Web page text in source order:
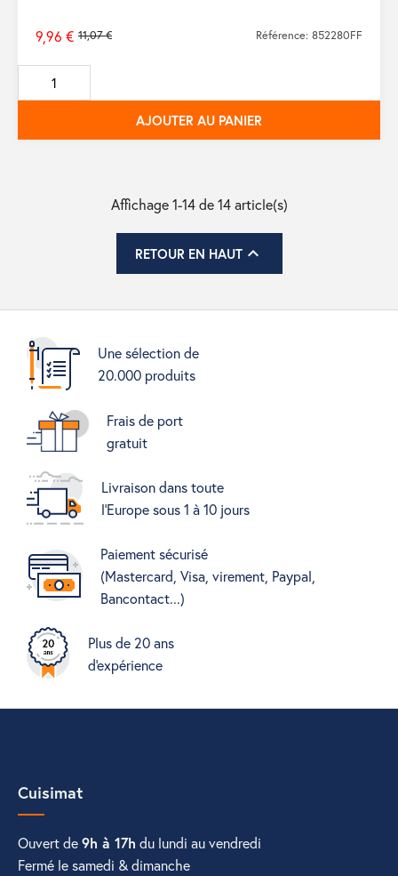
Prix
de
base
11,07 €
9,96 € Référence: 852280FF
AJOUTER AU PANIER
Affichage 1-14 de 14 article(s)
RETOUR EN HAUT
Une sélection de
20.000 produits
Frais de port
gratuit
Livraison dans toute
l'Europe sous 1 à 10 jours
Paiement sécurisé
(Mastercard, Visa, virement, Paypal,
Bancontact...)
Plus de 20 ans
d'expérience
Cuisimat
Ouvert de9h à 17h du lundi au vendredi
Fermé le samedi & dimanche